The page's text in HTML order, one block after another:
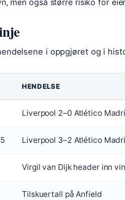
men også større risiko for
i oppgjøret og i
HENDELSE
Liverpool 2–0 Atlético
Liverpool 3–2 Atlético
Virgil van Dijk header inn
Tilskuertall på Anfield